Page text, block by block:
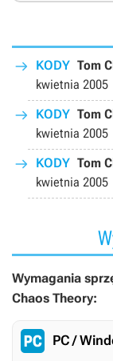
KODY Tom
kwietnia 2005
KODY Tom
kwietnia 2005
KODY Tom
kwietnia 2005
Wymagania
Chaos Theory:
PC /